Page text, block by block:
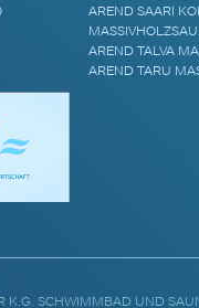
AREND SAARI
AREND TALVA
AREND TARU
SCHWIMMBAD UND